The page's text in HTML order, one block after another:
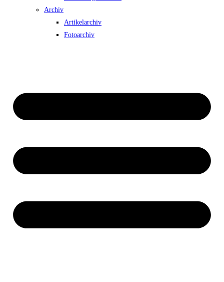
Archiv
Artikelarchiv
Fotoarchiv